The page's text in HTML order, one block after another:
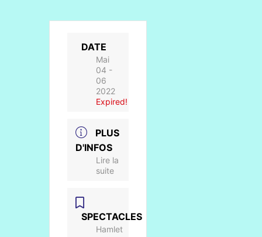
DATE
Mai
04 -
06
2022
Expired!
PLUS
D'INFOS
Lire la
suite
SPECTACLES
Hamlet